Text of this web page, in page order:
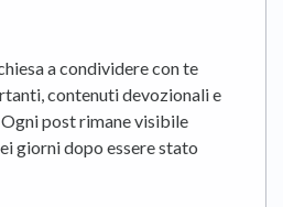
a condividere con te
contenuti devozionali e
post rimane visibile
giorni dopo essere stato